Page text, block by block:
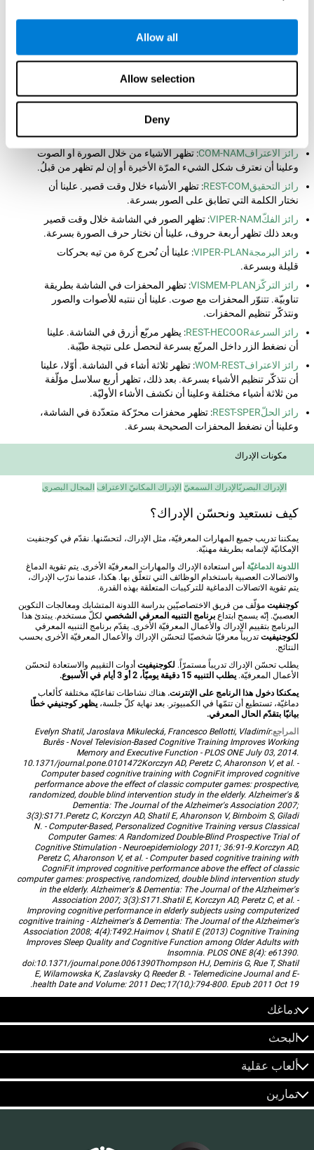
Allow all
Allow selection
Deny
نحتاج إلى مساعدة بسبب مشكلة إدراكيّة).
نستطيع أننقايس الإدراك والمهارات المعرفيّة
ورائز Test de Variables Of Attention (TOVA), وTest of Memory Malingering
Task (VOT) y el test NEPSY (de Korkman, Kirk y Kemp, 1998). يقايس هذه
والذاكرة البصريّة، وسرعة المعالجة، والانتباه المقسّم، والانتباه المركّز، والتنسيق
رائز الاعترافCOM-NAM
: تظهر الأشياء من خلال الصورة أو الصوت
وعلينا أن نعترف شكل الشيء المرّة الأخيرة أو إن لم تظهر من قبلُ.
رائز التحقيقREST-COM
: تظهر الأشياء خلال وقت قصير. علينا أن
نختار الكلمة التي تطابق على الصور بسرعة.
رائز الفكّVIPER-NAM
: تظهر الصور في الشاشة خلال وقت قصير
وبعد ذلك تظهر أربعة حروف، علينا أن نختار حرف الصورة بسرعة.
رائز البرمجةVIPER-PLAN
: علينا أن نُحرج كرة من تيه بحركات
قليلة وبسرعة.
رائز التركّزVISMEM-PLAN
: تظهر المحفزات في الشاشة بطريقة
تناوبيّة. تتنوّر المحفزات مع صوت. علينا أن ننتبه للأصوات والصور
ونتذكّر تنظيم المحفزات.
رائز السرعةREST-HECOOR
: يظهر مربّع أزرق في الشاشة. علينا
أن نضغط الزر داخل المربّع بسرعة لنحصل على نتيجة طيّبة.
رائز الاعترافWOM-REST
: تظهر ثلاثة أشاء في الشاشة. أوّلا، علينا
أن نتذكّر تنظيم الأشياء بسرعة. بعد ذلك، تظهر أربع سلاسل مؤلّفة
من ثلاثة أشياء مختلفة وعلينا أن نكشف الأشاء الأوليّة.
رائز الحلّREST-SPER
: تظهر محفزات محرّكة متعدّدة في الشاشة،
وعلينا أن نضغط المحفزات الصحيحة بسرعة.
مكونات الإدراك
الإدراك البصريّالإدراك السمعيّ الإدراك المكانيّ الاعتراف المجال البصري
كيف نستعيد ونحسّن الإدراك؟
يمكننا تدريب جميع المهارات المعرفيّة، مثل الإدراك، لتحسّنها. نقدّم في كوجنفيت
الإمكانيّة لإتمامه بطريقة مهنيّة.
اللدونة الدماغيّة أس استعادة الإدراك والمهارات المعرفيّة الأخرى. يتم تقوية الدماغ
والاتصالات العصبية باستخدام الوظائف التي تتعلّق بها. هكذا، عندما ندرّب الإدراك،
يتم تقوية الاتصالات الدماغية للتركيبات المتعلقة بهذه القدرة.
كوجنفيت مؤلّف من فريق الاختصاصيّين بدراسة اللدونة المتشابك ومعالجات التكوين
العصبيّ. إنّه يسمح ابتداعبرنامج التنبيه المعرفي الشخصي لكلّ مستخدم. يبتدئ هذا
البرنامج بتقييم الإدراك والأعمال المعرفيّة الأخرى. يقدّم برنامج التنبيه المعرفي
لكوجنيفيت تدريباً معرفيّا شخصيّا لتحسّن الإدراك والأعمال المعرفيّة الأخرى بحسب
النتائج.
يطلب تحسّن الإدراك تدريباً مستمرّاً. لكوجنيفيت أدوات التقييم والاستعادة لتحسّن
الأعمال المعرفيّة.يطلب التنبيه 15 دقيقة يوميّأ، 2 أو 3 أيام في الأسبوع.
يمكنكا دخول هذا الرنامج على الإنترنت. هناك نشاطات تفاعليّة مختلفة كألعاب
دماغيّة، تستطيع أن تتمّها في الكمبيوتر. بعد نهاية كلّ جلسة،يظهر كوجنيفي خطّا
بيانيّا بتقدّم الحال المعرفي.
المراجع:Evelyn Shatil, Jaroslava Mikulecká, Francesco Bellotti, Vladimír
Burěs - Novel Television-Based Cognitive Training Improves Working
Memory and Executive Function - PLOS ONE July 03, 2014.
10.1371/journal.pone.0101472Korczyn AD, Peretz C, Aharonson V, et al. -
Computer based cognitive training with CogniFit improved cognitive
performance above the effect of classic computer games: prospective,
randomized, double blind intervention study in the elderly. Alzheimer's &
Dementia: The Journal of the Alzheimer's Association 2007;
3(3):S171.Peretz C, Korczyn AD, Shatil E, Aharonson V, Birnboim S, Giladi
N. - Computer-Based, Personalized Cognitive Training versus Classical
Computer Games: A Randomized Double-Blind Prospective Trial of
Cognitive Stimulation - Neuroepidemiology 2011; 36:91-9.Korczyn AD,
Peretz C, Aharonson V, et al. - Computer based cognitive training with
CogniFit improved cognitive performance above the effect of classic
computer games: prospective, randomized, double blind intervention study
in the elderly. Alzheimer's & Dementia: The Journal of the Alzheimer's
Association 2007; 3(3):S171.Shatil E, Korczyn AD, Peretz C, et al. -
Improving cognitive performance in elderly subjects using computerized
cognitive training - Alzheimer's & Dementia: The Journal of the Alzheimer's
Association 2008; 4(4):T492.Haimov I, Shatil E (2013) Cognitive Training
Improves Sleep Quality and Cognitive Function among Older Adults with
Insomnia. PLOS ONE 8(4): e61390.
doi:10.1371/journal.pone.0061390Thompson HJ, Demiris G, Rue T, Shatil
E, Wilamowska K, Zaslavsky O, Reeder B. - Telemedicine Journal and E-
health Date and Volume: 2011 Dec;17(10,):794-800. Epub 2011 Oct 19.
دماغك
البحث
ألعاب عقلية
تمارين